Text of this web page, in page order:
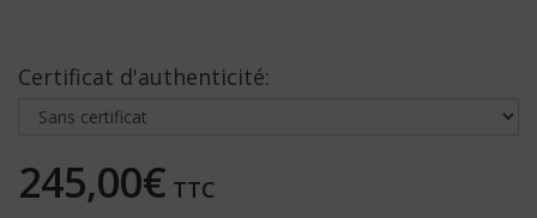
Certificat d'authenticité:
245,00€ TTC